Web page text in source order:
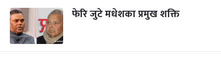
फेरि जुटे मधेशका प्रमुख शक्ति